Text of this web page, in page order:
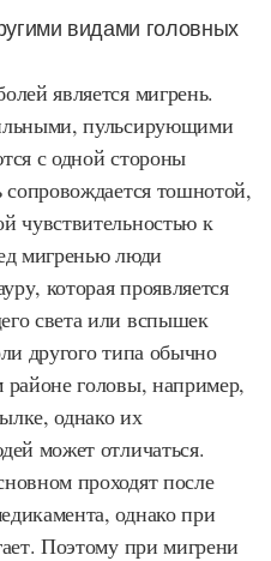
видами головных
является мигрень.
пульсирующими
с одной стороны
тошнотой,
чувствительностью к
мигренью люди
которая проявляется
света или вспышек
другого типа обычно
районе головы, например,
однако их
может отличаться.
проходят после
однако при
Поэтому при мигрени